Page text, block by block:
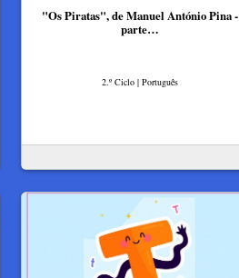
"Os Piratas", de Manuel António Pina -
parte…
2.º Ciclo | Português